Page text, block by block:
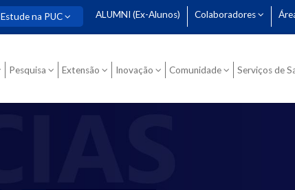
Estude na PUC ALUMNI (Ex-Alunos) Colaboradores
Pesquisa Extensão Inovação Comunidade Serviços de